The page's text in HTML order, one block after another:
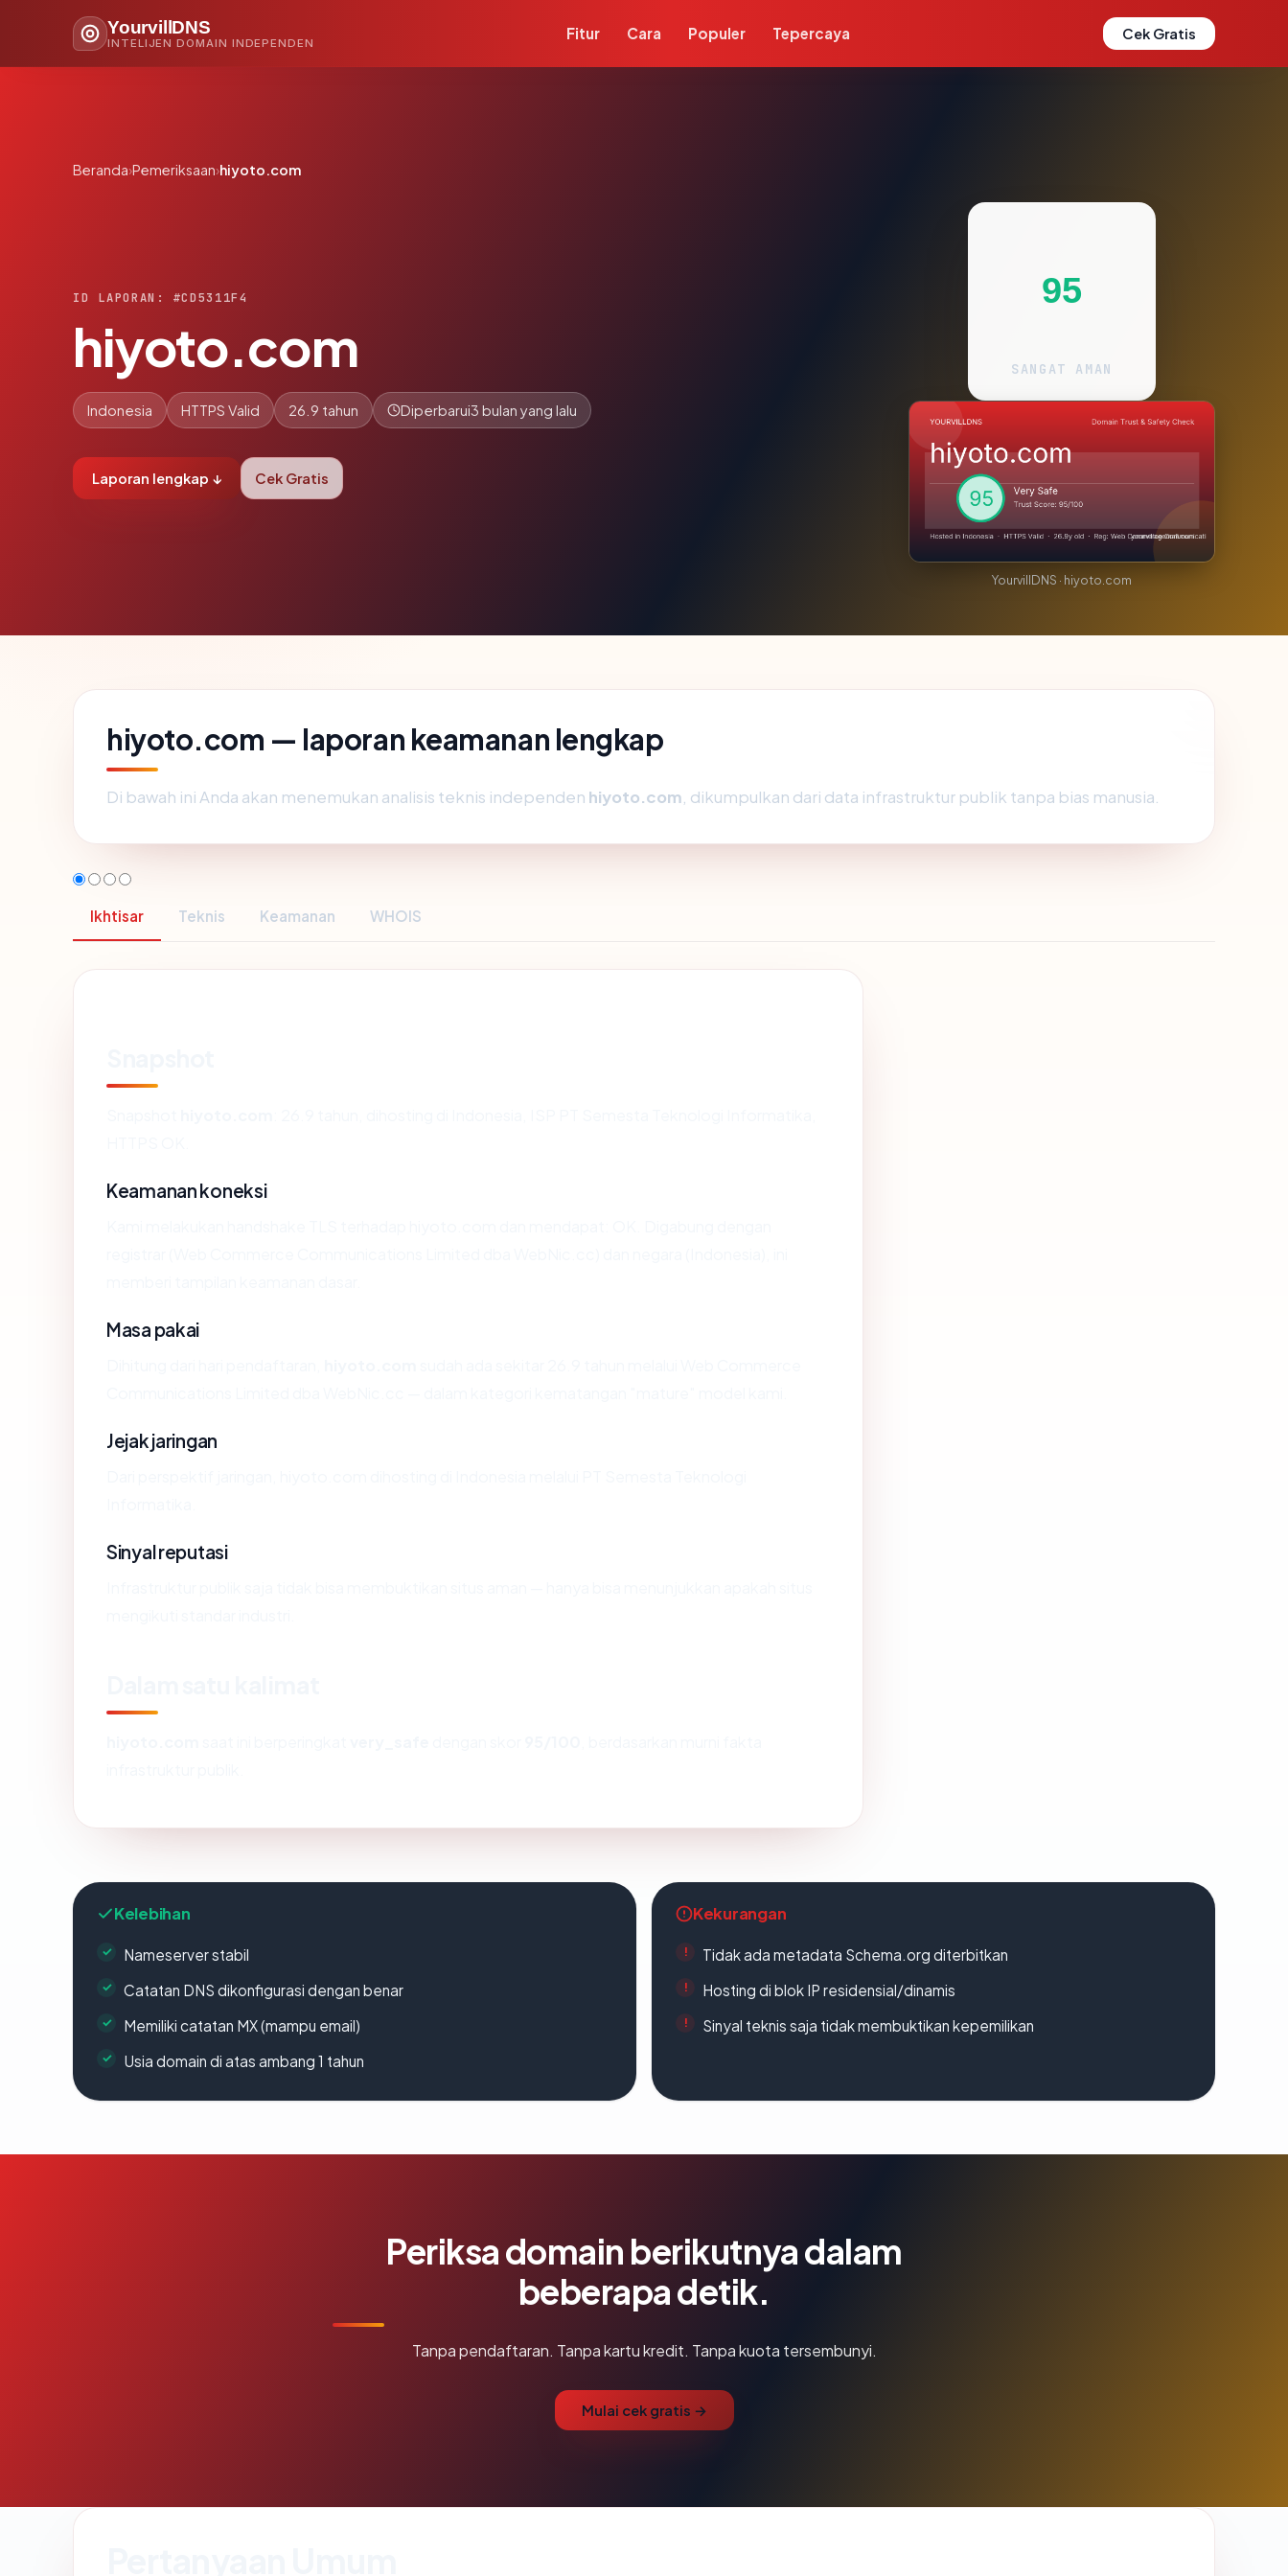
YourvillDNS
INTELIJEN DOMAIN INDEPENDEN
Fitur Cara Populer Tepercaya Cek Gratis
Beranda›Pemeriksaan›hiyoto.com
ID LAPORAN: #CD5311F4
hiyoto.com
Indonesia HTTPS Valid 26.9 tahun Diperbarui3 bulan yang lalu
Laporan lengkap ↓ Cek Gratis
95
SANGAT AMAN
YourvillDNS · hiyoto.com
hiyoto.com — laporan keamanan lengkap
Di bawah ini Anda akan menemukan analisis teknis independen hiyoto.com , dikumpulkan dari data infrastruktur publik tanpa bias manusia.
Ikhtisar Teknis Keamanan WHOIS
Keamanan koneksi
Masa pakai
Jejak jaringan
Sinyal reputasi
Kelebihan
Nameserver stabil
Catatan DNS dikonfigurasi dengan benar
Memiliki catatan MX (mampu email)
Usia domain di atas ambang 1 tahun
Kekurangan
Tidak ada metadata Schema.org diterbitkan
Hosting di blok IP residensial/dinamis
Sinyal teknis saja tidak membuktikan kepemilikan
Periksa domain berikutnya dalam
beberapa detik.
Tanpa pendaftaran. Tanpa kartu kredit. Tanpa kuota tersembunyi.
Mulai cek gratis →